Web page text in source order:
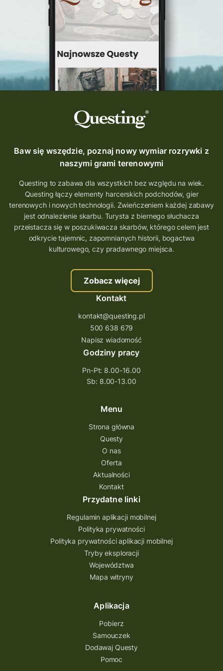
Questing Świętokrzyskie
questing śląskie
Quest Szlak Przygody
przygoda
nowy quest
najlepsze questy
wycieczki
turystyka przygodowa
Szlak Przygody
szkolenie
szkło
scieżka questingowa
questy w Polsce
questujznami
QUESTOMANIA
questing.pl
Quest Koziołek Matołek
gra miejska
co zobaczyć na Śląsku
aplikacja questy
aplikacja gry terenowe
wielkopolskie questy
wakacje z questami
trenerzy questingu
szkolenie tworzenie questów
szkolenie questing
Stefan Żeromski
ścieżka
Rzeszów
questy świętokrzyskie
questujwpolsce
questuj z nami
questingwyprawa po skarb
questingowy projekt współpracy
questing wielkopolska
Questing Przecławski
Questing Łódzkie
questing gry terenowe
Quest Świętokrzyskie
quest na szlaku Przygody
Quest Bolestraszyce
Quest Arboretum
Przecław Quest
projekt
Pogórze Dynowskie
Partnerstwo Questingu
Park Etnograficzny w Tokarni
Park Etnograficzny
natura
mazowieckie
Hutniczy Ostrowiec
gry terenowe
gry edukacyjne
Baw się wszędzie, poznaj nowy wymiar rozrywki z
naszymi grami terenowymi
Questing to zabawa dla wszystkich bez względu na wiek.
Questing łączy elementy harcerskich podchodów, gier
terenowych i nowych technologii. Zwieńczeniem każdej zabawy
jest odnalezienie skarbu. Turysta z biernego słuchacza
przeistacza się w poszukiwacza skarbów, którego celem jest
odkrycie tajemnic, zapomnianych historii, bogactwa
kulturowego, czy pradawnego miejsca.
Zobacz więcej
Kontakt
kontakt@questing.pl
500 638 679
Napisz wiadomość
Godziny pracy
Pn-Pt: 8.00-16.00
Sb: 8.00-13.00
Menu
Strona główna
Questy
O nas
Oferta
Aktualności
Kontakt
Przydatne linki
Regulamin aplikacji mobilnej
Polityka prywatności
Polityka prywatności aplikacji mobilnej
Tryby eksploracji
Województwa
Mapa witryny
Aplikacja
Pobierz
Samouczek
Dodawaj Questy
Pomoc